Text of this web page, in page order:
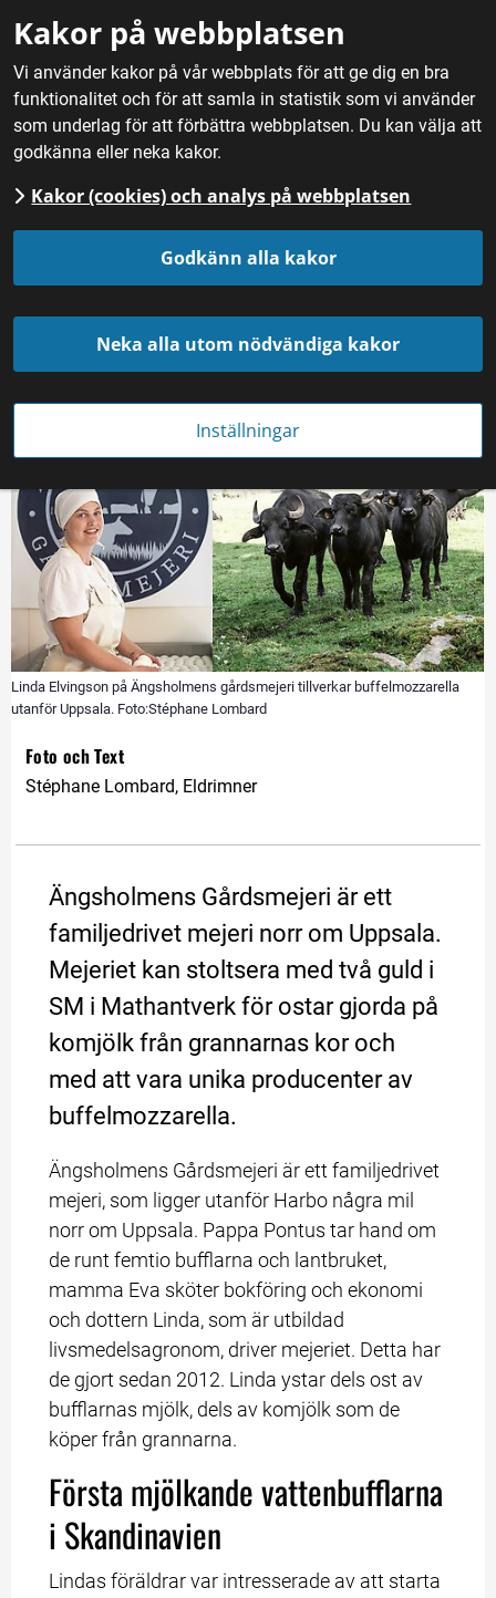
Kakor på webbplatsen
Vi använder kakor på vår webbplats för att ge dig en bra
funktionalitet och för att samla in statistik som vi använder
som underlag för att förbättra webbplatsen. Du kan välja att
godkänna eller neka kakor.
Kakor (cookies) och analys på webbplatsen
Godkänn alla kakor
Neka alla utom nödvändiga kakor
Inställningar
Hem / Fördjupning / Mathantverk / Buffelmozzarella från
Ängsholmens mejeri
Linda producerar
buffelmozzarella på
Ängsholmens gårdsmejeri
i Uppland
Linda Elvingson på Ängsholmens gårdsmejeri tillverkar buffelmozzarella
utanför Uppsala. Foto:Stéphane Lombard
Foto och Text
Stéphane Lombard, Eldrimner
Ängsholmens Gårdsmejeri är ett
familjedrivet mejeri norr om Uppsala.
Mejeriet kan stoltsera med två guld i
SM i Mathantverk för ostar gjorda på
komjölk från grannarnas kor och
med att vara unika producenter av
buffelmozzarella.
Ängsholmens Gårdsmejeri är ett familjedrivet
mejeri, som ligger utanför Harbo några mil
norr om Uppsala. Pappa Pontus tar hand om
de runt femtio bufflarna och lantbruket,
mamma Eva sköter bokföring och ekonomi
och dottern Linda, som är utbildad
livsmedelsagronom, driver mejeriet. Detta har
de gjort sedan 2012. Linda ystar dels ost av
bufflarnas mjölk, dels av komjölk som de
köper från grannarna.
Första mjölkande vattenbufflarna
i Skandinavien
Lindas föräldrar var intresserade av att starta